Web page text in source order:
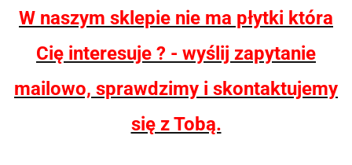
W naszym sklepie nie ma płytki która
Cię interesuje ? - wyślij zapytanie
mailowo, sprawdzimy i skontaktujemy
się z Tobą.